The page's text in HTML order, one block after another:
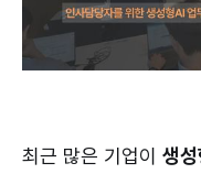
최근 많은 기업이 생